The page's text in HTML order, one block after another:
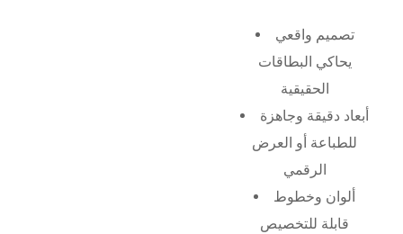
تصميم واقعي
يحاكي البطاقات
الحقيقية
أبعاد دقيقة وجاهزة
للطباعة أو العرض
الرقمي
ألوان وخطوط
قابلة للتخصيص